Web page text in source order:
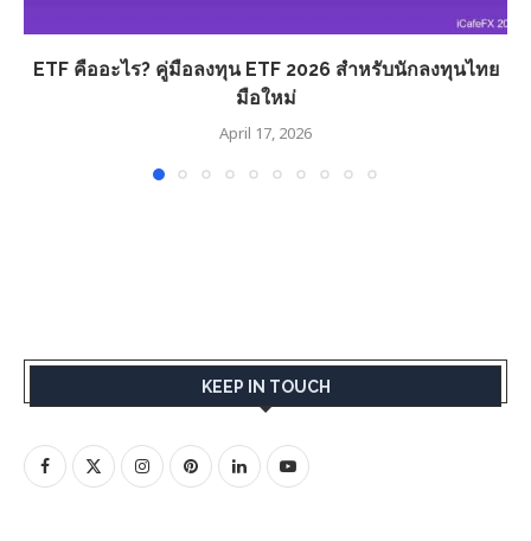
ETF คืออะไร? คู่มือลงทุน ETF 2026 สำหรับนักลงทุนไทย
มือใหม่
April 17, 2026
KEEP IN TOUCH